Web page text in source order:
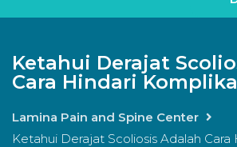
Ketahui Derajat
Cara Hindari
Lamina Pain and Spine Center
Ketahui Derajat Scoliosis Adalah